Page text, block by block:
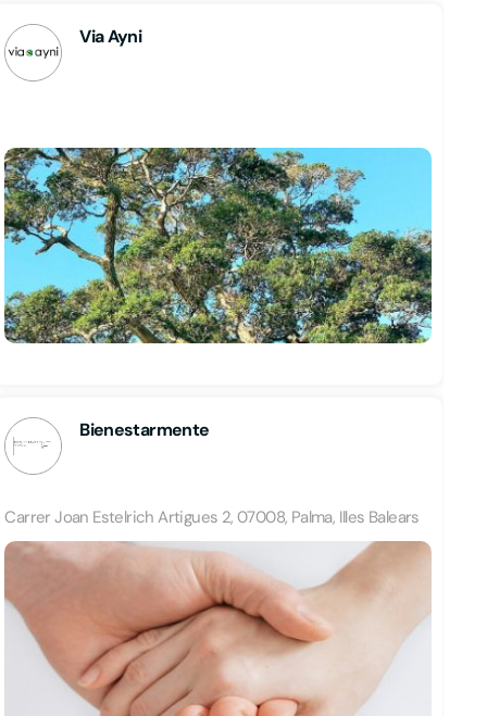
Via Ayni
Bienestarmente
Carrer Joan Estelrich Artigues 2, 07008, Palma, Illes Balears